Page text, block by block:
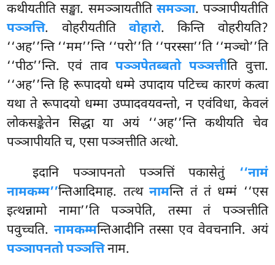
कथीयतीति सङ्खा. समञ्ञायतीति समञ्ञा. पञ्ञापीयतीति
पञ्ञत्ति. वोहरीयतीति वोहारो. किन्ति वोहरीयति?
‘‘अह’’न्ति ‘‘मम’’न्ति ‘‘परो’’ति ‘‘परस्सा’’ति ‘‘मञ्चो’’ति
‘‘पीठ’’न्ति. एवं तावपञ्ञपेतब्बतो पञ्ञत्तीति वुत्ता.
‘‘अह’’न्ति हि रूपादयो धम्मे उपादाय पटिच्च कारणं कत्वा
यथा ते रूपादयो धम्मा उप्पादवयवन्तो, न एवंविधा, केवलं
लोकसङ्केतेन सिद्धा या अयं ‘‘अह’’न्ति कथीयति चेव
पञ्ञापीयति च, एसा पञ्ञत्तीति अत्थो.
इदानि पञ्ञापनतो पञ्ञत्तिं पकासेतुं ‘‘नामं
नामकम्म’’न्तिआदिमाह. तत्थनामन्ति तं तं धम्मं ‘‘एस
इत्थन्नामो नामा’’ति पञ्ञपेति, तस्मा तं पञ्ञत्तीति
पवुच्चति. नामकम्मन्तिआदीनि तस्सा एव वेवचनानि. अयं
पञ्ञापनतो पञ्ञत्तिनाम.